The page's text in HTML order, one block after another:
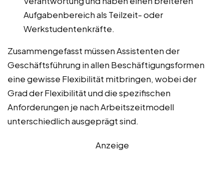
Aufgabenbereich als Teilzeit- oder
Werkstudentenkräfte.
Zusammengefasst müssen Assistenten der
Geschäftsführung in allen Beschäftigungsformen
eine gewisse Flexibilität mitbringen, wobei der
Grad der Flexibilität und die spezifischen
Anforderungen je nach Arbeitszeitmodell
unterschiedlich ausgeprägt sind.
Anzeige